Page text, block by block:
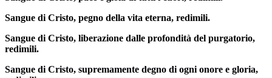
Sangue di Cristo, pegno della vita eterna, redimili.
Sangue di Cristo, liberazione dalle profondità del purgatorio,
redimili.
Sangue di Cristo, supremamente degno di ogni onore e gloria,